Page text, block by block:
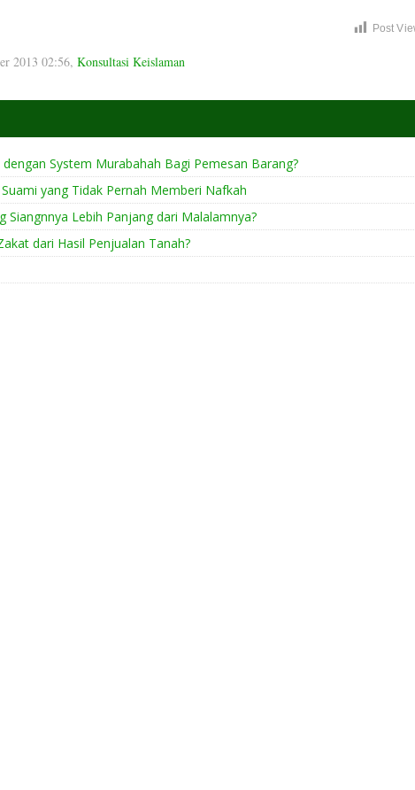
Post
2013 02:56, Konsultasi Keislaman
System Murabahah Bagi Pemesan Barang?
yang Tidak Pernah Memberi Nafkah
Siangnnya Lebih Panjang dari Malalamnya?
dari Hasil Penjualan Tanah?